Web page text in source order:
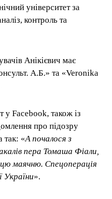
університет за
контроль та
Анікієвич має
А.Б.» та «Veronika
у Facebook, також із
про підозру
так: «А почалося з
пера Томаша Фіали,
маячню. Спецоперація
України».